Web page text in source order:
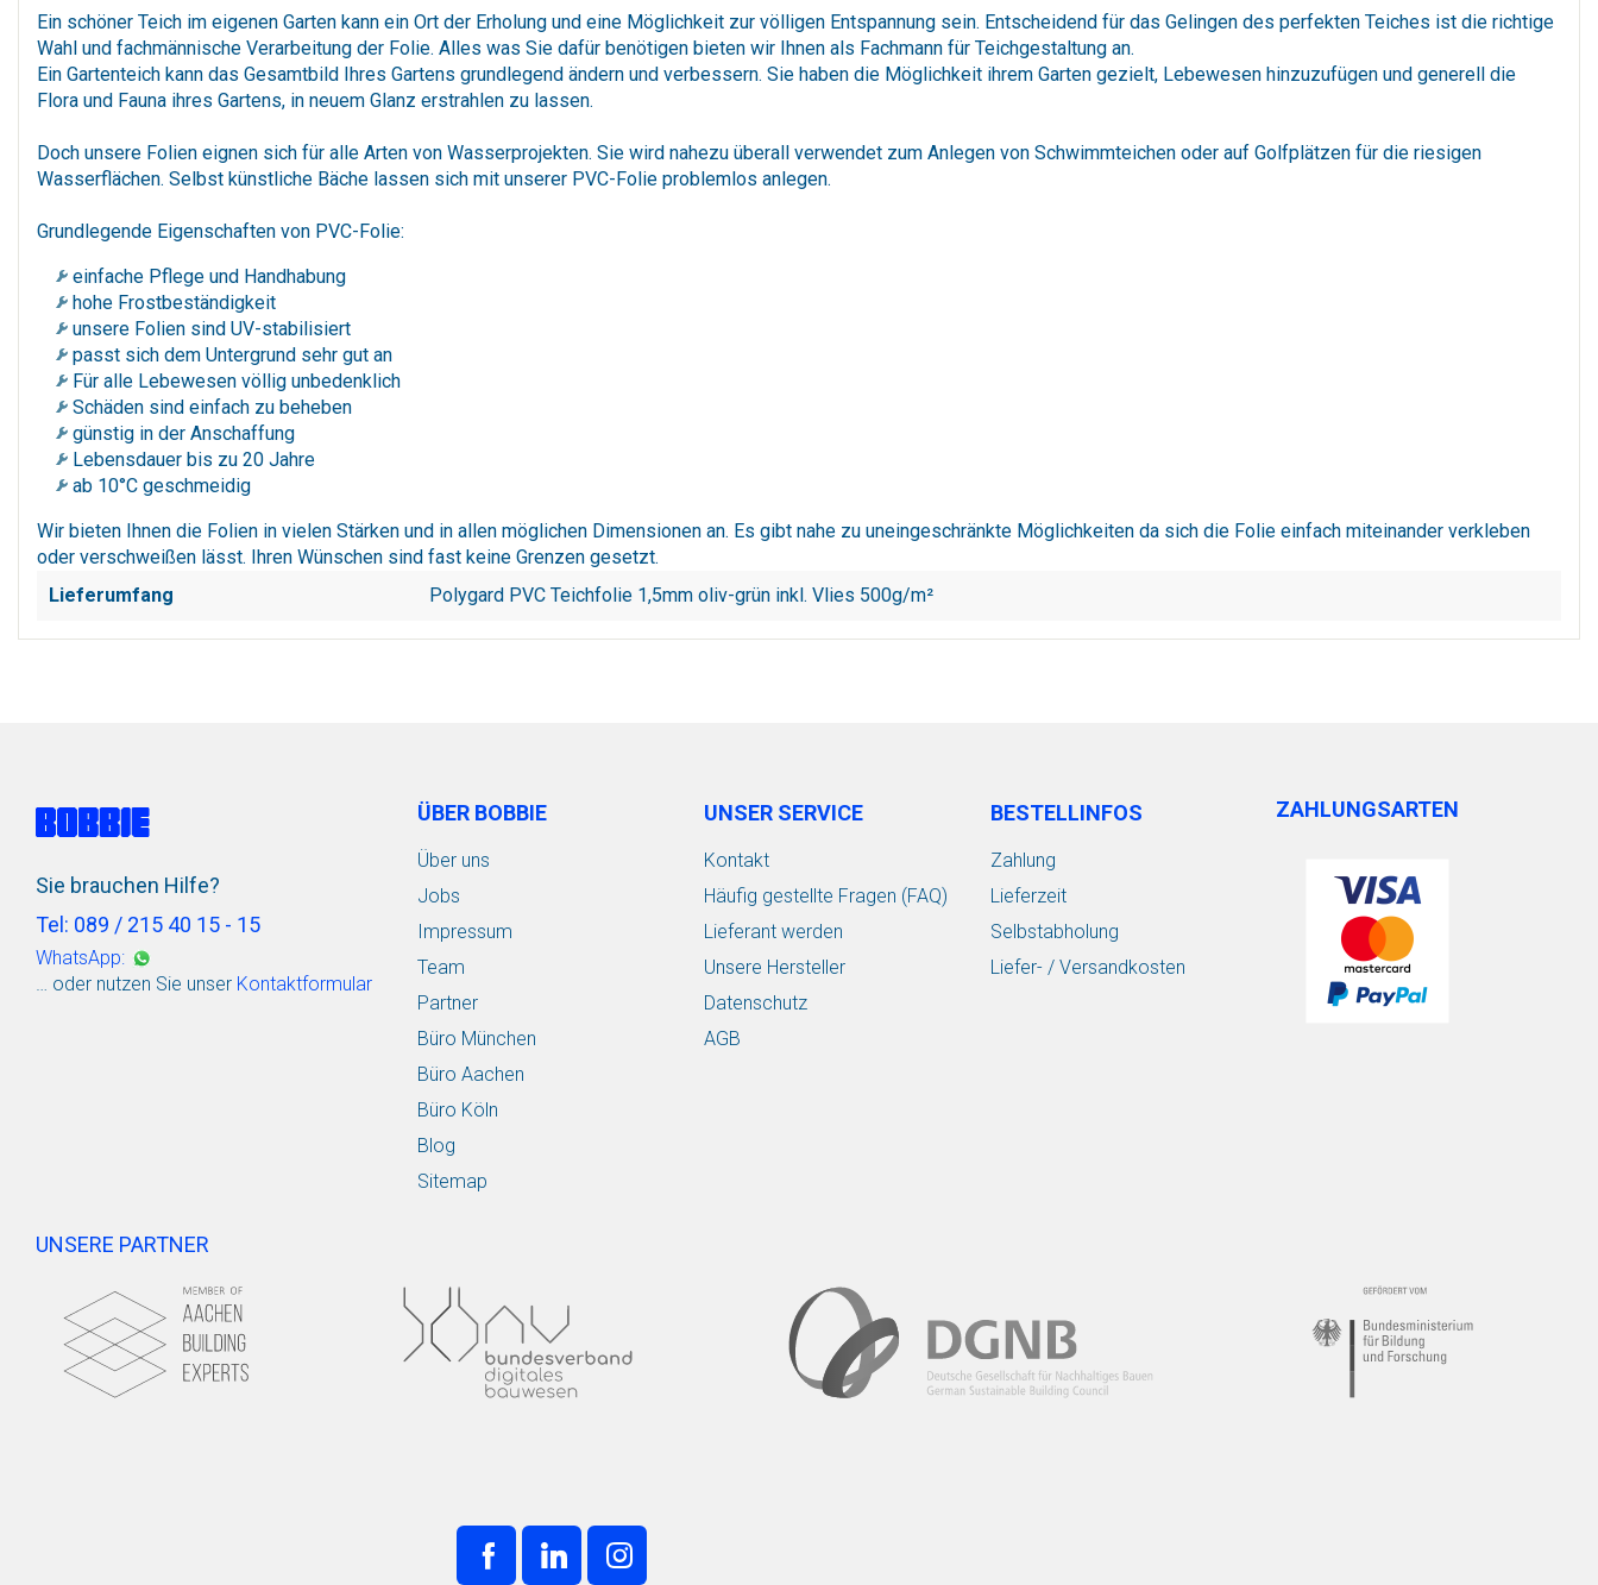
Ein schöner Teich im eigenen Garten kann ein Ort der Erholung und eine Möglichkeit zur völligen Entspannung sein. Entscheidend für das Gelingen des perfekten Teiches ist die richtige
Wahl und fachmännische Verarbeitung der Folie. Alles was Sie dafür benötigen bieten wir Ihnen als Fachmann für Teichgestaltung an.
Ein Gartenteich kann das Gesamtbild Ihres Gartens grundlegend ändern und verbessern. Sie haben die Möglichkeit ihrem Garten gezielt, Lebewesen hinzuzufügen und generell die
Flora und Fauna ihres Gartens, in neuem Glanz erstrahlen zu lassen.
Doch unsere Folien eignen sich für alle Arten von Wasserprojekten. Sie wird nahezu überall verwendet zum Anlegen von Schwimmteichen oder auf Golfplätzen für die riesigen
Wasserflächen. Selbst künstliche Bäche lassen sich mit unserer PVC-Folie problemlos anlegen.
Grundlegende Eigenschaften von PVC-Folie:
einfache Pflege und Handhabung
hohe Frostbeständigkeit
unsere Folien sind UV-stabilisiert
passt sich dem Untergrund sehr gut an
Für alle Lebewesen völlig unbedenklich
Schäden sind einfach zu beheben
günstig in der Anschaffung
Lebensdauer bis zu 20 Jahre
ab 10°C geschmeidig
Wir bieten Ihnen die Folien in vielen Stärken und in allen möglichen Dimensionen an. Es gibt nahe zu uneingeschränkte Möglichkeiten da sich die Folie einfach miteinander verkleben
oder verschweißen lässt. Ihren Wünschen sind fast keine Grenzen gesetzt.
Lieferumfang
Polygard PVC Teichfolie 1,5mm oliv-grün inkl. Vlies 500g/m²
Sie brauchen Hilfe?
Tel: 089 / 215 40 15 - 15
WhatsApp:
… oder nutzen Sie unser Kontaktformular
ÜBER BOBBIE
Über uns
Jobs
Impressum
Team
Partner
Büro München
Büro Aachen
Büro Köln
Blog
Sitemap
UNSER SERVICE
Kontakt
Häufig gestellte Fragen (FAQ)
Lieferant werden
Unsere Hersteller
Datenschutz
AGB
BESTELLINFOS
Zahlung
Lieferzeit
Selbstabholung
Liefer- / Versandkosten
ZAHLUNGSARTEN
UNSERE PARTNER